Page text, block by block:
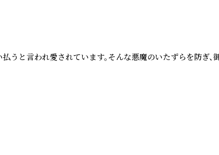
と言われ愛されています。そんな悪魔のいたずらを防ぎ